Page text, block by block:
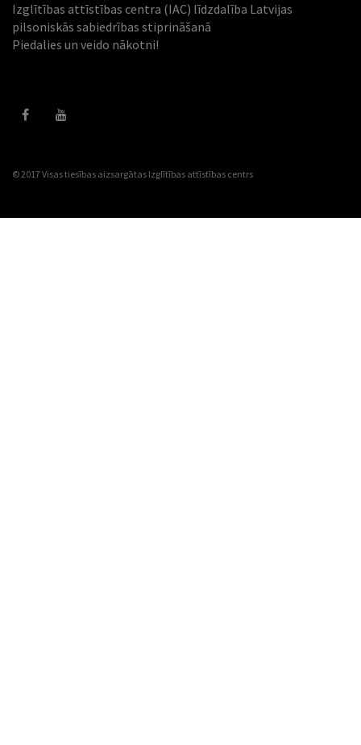
Izglītības attīstības centra (IAC) līdzdalība Latvijas
pilsoniskās sabiedrības stiprināšanā
Piedalies un veido nākotni!
© 2017 Visas tiesības aizsargātas Izglītības attīstības centrs